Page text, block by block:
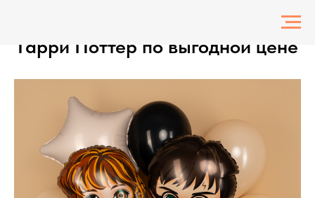
Воздушные гелиевые шарики
Гарри Поттер по выгодной цене